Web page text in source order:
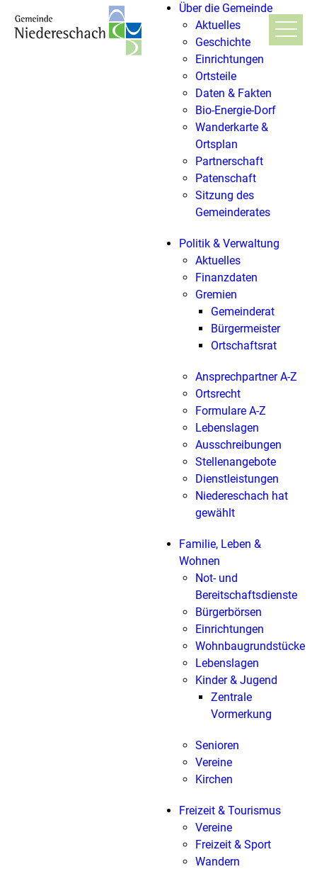
Über die Gemeinde
Aktuelles
Geschichte
Einrichtungen
Ortsteile
Daten & Fakten
Bio-Energie-Dorf
Wanderkarte &
Ortsplan
Partnerschaft
Patenschaft
Sitzung des
Gemeinderates
Politik & Verwaltung
Aktuelles
Finanzdaten
Gremien
Gemeinderat
Bürgermeister
Ortschaftsrat
Ansprechpartner A-Z
Ortsrecht
Formulare A-Z
Lebenslagen
Ausschreibungen
Stellenangebote
Dienstleistungen
Niedereschach hat
gewählt
Familie, Leben &
Wohnen
Not- und
Bereitschaftsdienste
Bürgerbörsen
Einrichtungen
Wohnbaugrundstücke
Lebenslagen
Kinder & Jugend
Zentrale
Vormerkung
Senioren
Vereine
Kirchen
Freizeit & Tourismus
Vereine
Freizeit & Sport
Wandern